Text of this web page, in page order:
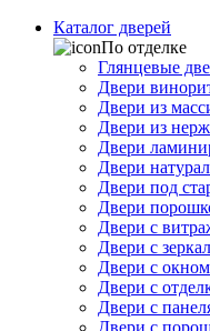
Каталог дверей
По отделке
Глянцевые
Двери
Двери из
Двери из
Двери
Двери
Двери под
Двери
Двери с
Двери с
Двери с окном
Двери с
Двери с
Двери с